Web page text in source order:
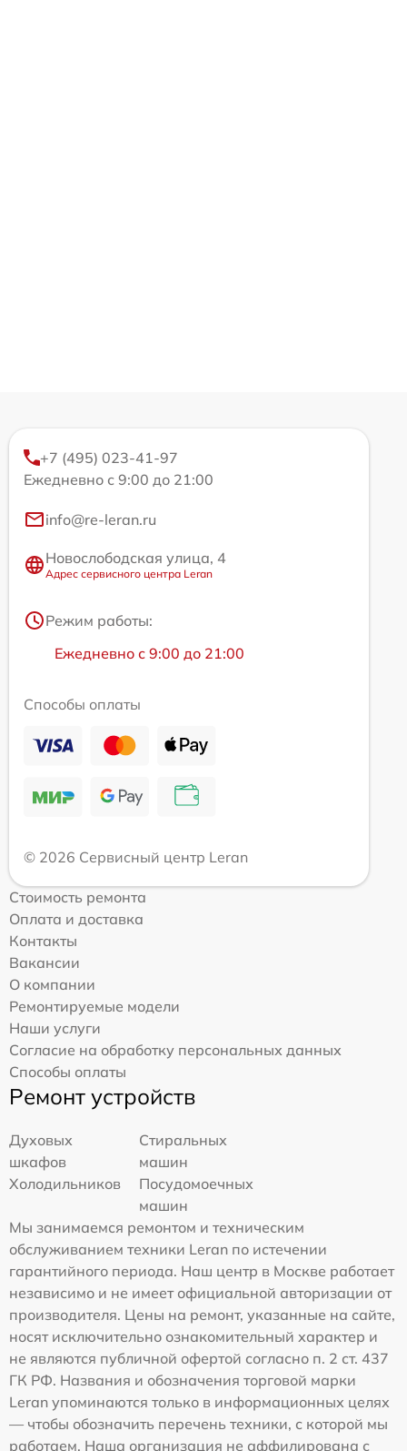
+7 (495) 023-41-97
Ежедневно с 9:00 до 21:00
info@re-leran.ru
Новослободская улица, 4
Адрес сервисного центра Leran
Режим работы:
Ежедневно с 9:00 до 21:00
Способы оплаты
© 2026 Сервисный центр Leran
Стоимость ремонта
Оплата и доставка
Контакты
Вакансии
О компании
Ремонтируемые модели
Наши услуги
Согласие на обработку персональных данных
Способы оплаты
Ремонт устройств
Духовых
шкафов
Стиральных
машин
Холодильников
Посудомоечных
машин
Мы занимаемся ремонтом и техническим
обслуживанием техники Leran по истечении
гарантийного периода. Наш центр в Москве работает
независимо и не имеет официальной авторизации от
производителя. Цены на ремонт, указанные на сайте,
носят исключительно ознакомительный характер и
не являются публичной офертой согласно п. 2 ст. 437
ГК РФ. Названия и обозначения торговой марки
Leran упоминаются только в информационных целях
— чтобы обозначить перечень техники, с которой мы
работаем. Наша организация не аффилирована с